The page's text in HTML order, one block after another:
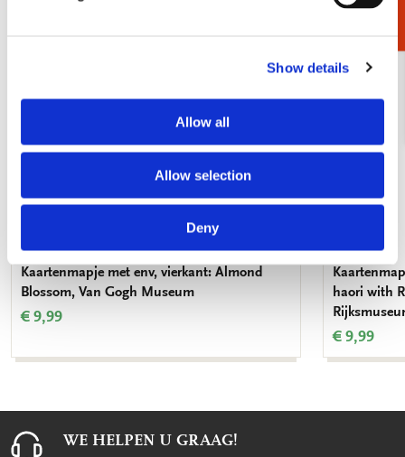
Show details
Allow all
Allow selection
Deny
Kaartenmapje met env, vierkant: Almond
Blossom, Van Gogh Museum
€ 9,99
haori with
€ 9,99
WE HELPEN U GRAAG!